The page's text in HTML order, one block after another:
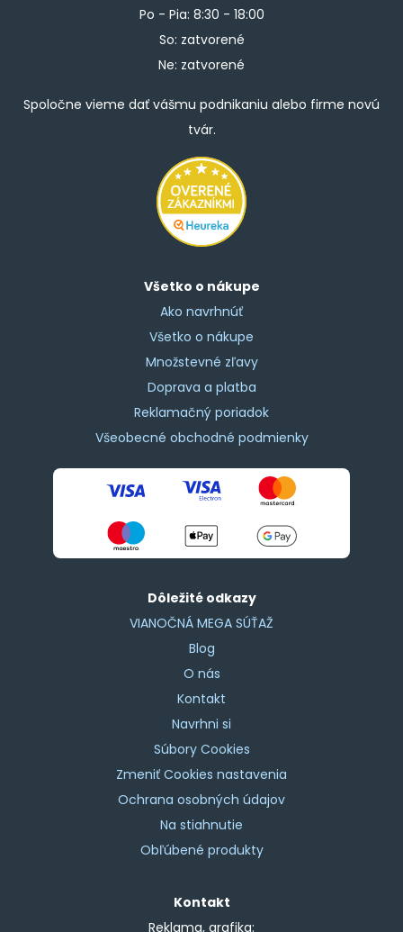
Po - Pia: 8:30 - 18:00
So: zatvorené
Ne: zatvorené
Spoločne vieme dať vášmu podnikaniu alebo firme novú
tvár.
Všetko o nákupe
Ako navrhnúť
Všetko o nákupe
Množstevné zľavy
Doprava a platba
Reklamačný poriadok
Všeobecné obchodné podmienky
Dôležité odkazy
VIANOČNÁ MEGA SÚŤAŽ
Blog
O nás
Kontakt
Navrhni si
Súbory Cookies
Zmeniť Cookies nastavenia
Ochrana osobných údajov
Na stiahnutie
Obľúbené produkty
Kontakt
Reklama, grafika: